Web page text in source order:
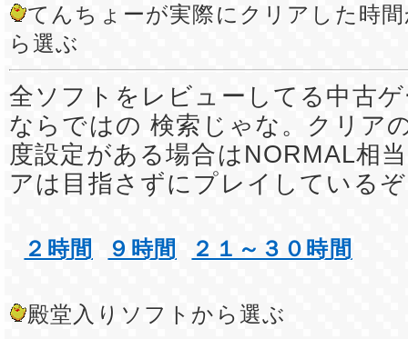
てんちょーが実際にクリアした時
ら選ぶ
全ソフトをレビューしてる中古
ならではの 検索じゃな。クリア
度設定がある場合はNORMAL相
アは目指さずにプレイしている
２時間 ９時間 ２１～３０時間
殿堂入りソフトから選ぶ